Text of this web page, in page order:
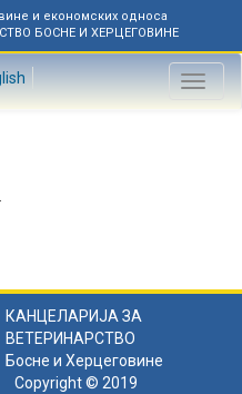
и економских односа
БОСНЕ И ХЕРЦЕГОВИНЕ
Toggle
КАНЦЕЛАРИЈА ЗА
ВЕТЕРИНАРСТВО
Босне и Херцеговине
Copyright © 2019